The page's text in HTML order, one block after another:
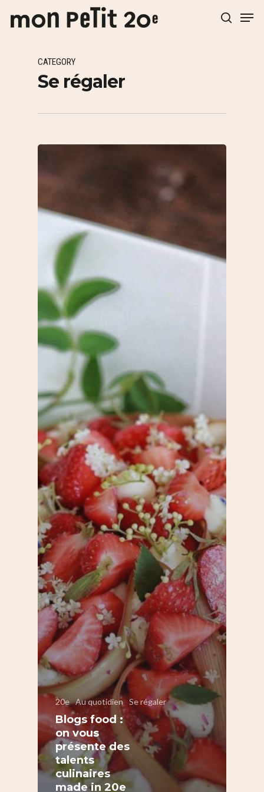
Hit enter to search or ESC to close
CATEGORY
Se régaler
20e Au quotidien Se régaler
Blogs food :
on vous
présente des
talents
culinaires
made in 20e